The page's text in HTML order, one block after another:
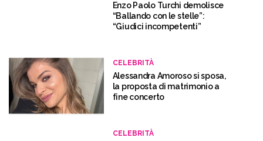
Enzo Paolo Turchi demolisce
“Ballando con le stelle”:
“Giudici incompetenti”
CELEBRITÀ
Alessandra Amoroso si sposa,
la proposta di matrimonio a
fine concerto
CELEBRITÀ